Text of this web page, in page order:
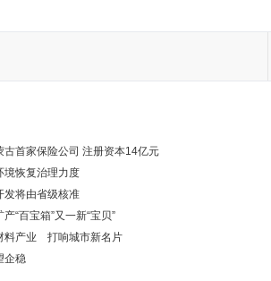
古首家保险公司 注册资本14亿元
境恢复治理力度
发将由省级核准
“百宝箱”又一新“宝贝”
料产业 打响城市新名片
企稳